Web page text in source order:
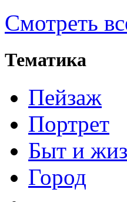
Смотреть
Тематика
Пейзаж
Портрет
Быт и
Город